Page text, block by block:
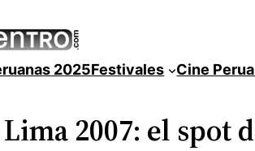
2025Festivales Cine
2007: el spot